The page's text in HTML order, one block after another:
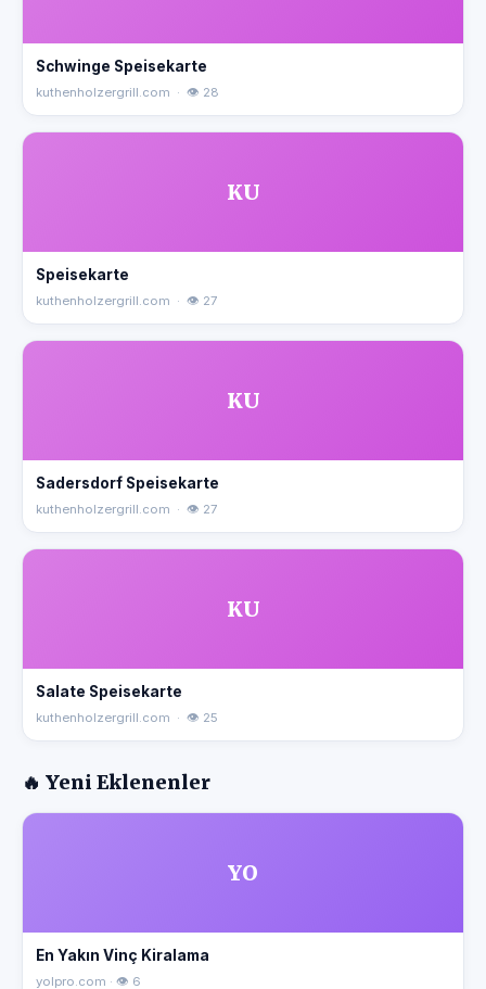
Schwinge Speisekarte
kuthenholzergrill.com · 👁 28
KU
Speisekarte
kuthenholzergrill.com · 👁 27
KU
Sadersdorf Speisekarte
kuthenholzergrill.com · 👁 27
KU
Salate Speisekarte
kuthenholzergrill.com · 👁 25
🔥 Yeni Eklenenler
YO
En Yakın Vinç Kiralama
yolpro.com · 👁 6